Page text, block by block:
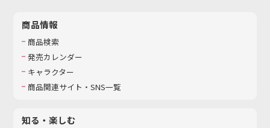
商品情報
商品検索
発売カレンダー
キャラクター
商品関連サイト・SNS一覧
知る・楽しむ